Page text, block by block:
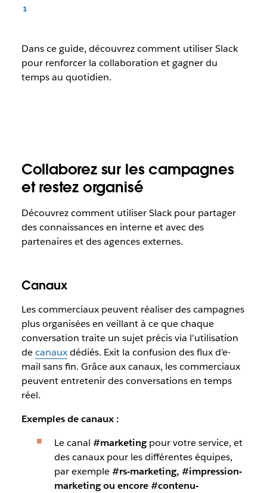
Dans ce guide, découvrez comment utiliser Slack
pour renforcer la collaboration et gagner du
temps au quotidien.
Collaborez sur les campagnes
et restez organisé
Découvrez comment utiliser Slack pour partager
des connaissances en interne et avec des
partenaires et des agences externes.
Canaux
Les commerciaux peuvent réaliser des campagnes
plus organisées en veillant à ce que chaque
conversation traite un sujet précis via l’utilisation
decanauxdédiés. Exit la confusion des flux d’e-
mail sans fin. Grâce aux canaux, les commerciaux
peuvent entretenir des conversations en temps
réel.
Exemples de canaux :
Le canal #marketing pour votre service, et
des canaux pour les différentes équipes,
par exemple#rs-marketing, #impression-
marketing ou encore#contenu-